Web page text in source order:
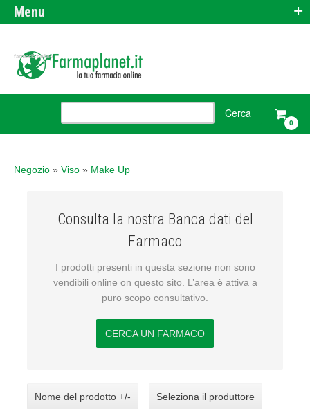
farmacia online
0
Negozio » Viso » Make Up
Consulta la nostra Banca dati del
Farmaco
I prodotti presenti in questa sezione non sono
vendibili online on questo sito. L’area è attiva a
puro scopo consultativo.
CERCA UN FARMACO
Nome del prodotto +/- Seleziona il produttore
Menu +